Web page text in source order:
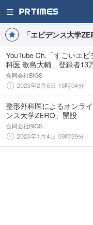
「エビデンス大学
YouTube Ch.「すごいエ
科医 歌島大輔」登録者13
合同会社BIGS
2023年2月6日 16時04分
整形外科医によるオンラ
ンス大学ZERO」開設
合同会社BIGS
2023年1月4日 09時39分